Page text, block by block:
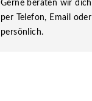
Gerne beraten wir dich
per Telefon, Email oder
persönlich.